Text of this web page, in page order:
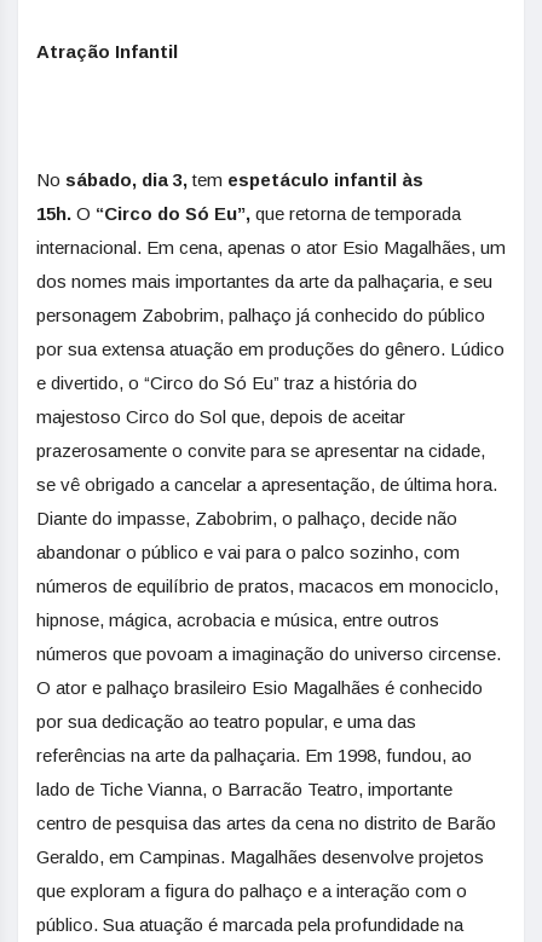
Atração Infantil
No sábado, dia 3,tem espetáculo infantil às
15h. O “Circo do Só Eu”, que retorna de temporada
internacional. Em cena, apenas o ator Esio Magalhães, um
dos nomes mais importantes da arte da palhaçaria, e seu
personagem Zabobrim, palhaço já conhecido do público
por sua extensa atuação em produções do gênero. Lúdico
e divertido, o “Circo do Só Eu” traz a história do
majestoso Circo do Sol que, depois de aceitar
prazerosamente o convite para se apresentar na cidade,
se vê obrigado a cancelar a apresentação, de última hora.
Diante do impasse, Zabobrim, o palhaço, decide não
abandonar o público e vai para o palco sozinho, com
números de equilíbrio de pratos, macacos em monociclo,
hipnose, mágica, acrobacia e música, entre outros
números que povoam a imaginação do universo circense.
O ator e palhaço brasileiro Esio Magalhães é conhecido
por sua dedicação ao teatro popular, e uma das
referências na arte da palhaçaria. Em 1998, fundou, ao
lado de Tiche Vianna, o Barracão Teatro, importante
centro de pesquisa das artes da cena no distrito de Barão
Geraldo, em Campinas. Magalhães desenvolve projetos
que exploram a figura do palhaço e a interação com o
público. Sua atuação é marcada pela profundidade na